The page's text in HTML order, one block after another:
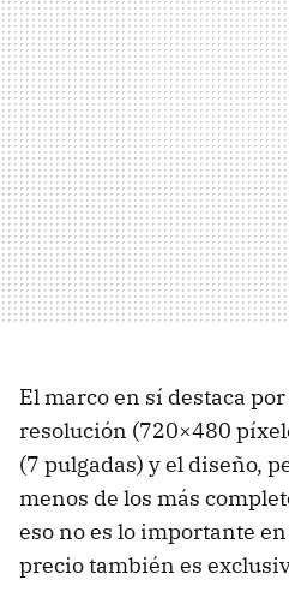
El marco en sí destaca
resolución (720×480
(7 pulgadas) y el diseño,
menos de los más
eso no es lo importante
precio también es